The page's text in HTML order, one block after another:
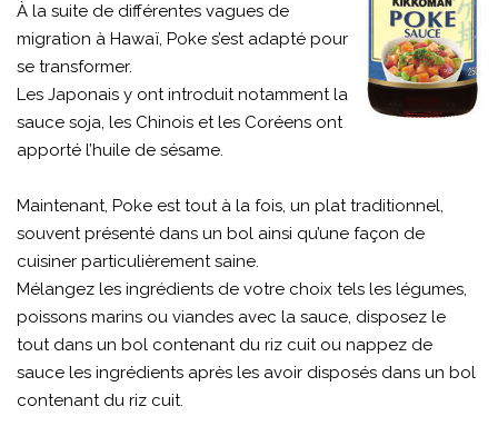
À la suite de différentes vagues de
migration à Hawaï, Poke s’est adapté pour
se transformer.
Les Japonais y ont introduit notamment la
sauce soja, les Chinois et les Coréens ont
apporté l’huile de sésame.
Maintenant, Poke est tout à la fois, un plat traditionnel,
souvent présenté dans un bol ainsi qu’une façon de
cuisiner particulièrement saine.
Mélangez les ingrédients de votre choix tels les légumes,
poissons marins ou viandes avec la sauce, disposez le
tout dans un bol contenant du riz cuit ou nappez de
sauce les ingrédients après les avoir disposés dans un bol
contenant du riz cuit.